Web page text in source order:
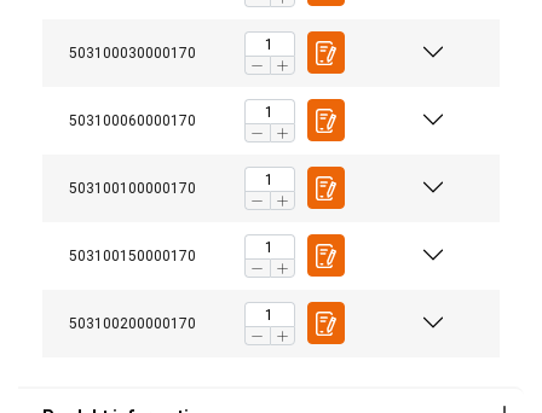
503100030000170
503100060000170
503100100000170
503100150000170
503100200000170